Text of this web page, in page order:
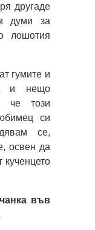
другаде
думи за
лошотия
гумите и
и нещо
че този
си
се,
освен да
кученцето
във